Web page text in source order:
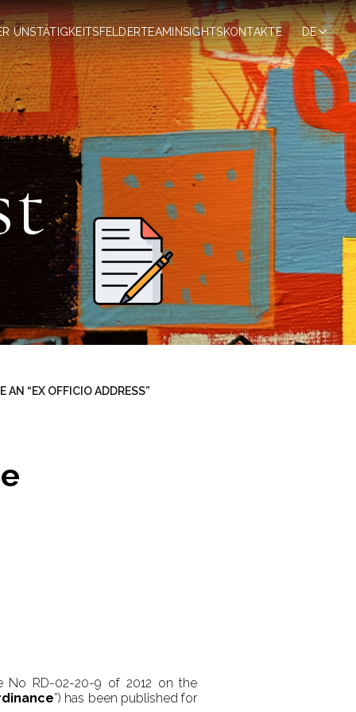
UNSTÄTIGKEITSFELDERTEAMINSIGHTSKONTAKTE DE
“EX OFFICIO ADDRESS”
No RD-02-20-9 of 2012 on the
”) has been published for